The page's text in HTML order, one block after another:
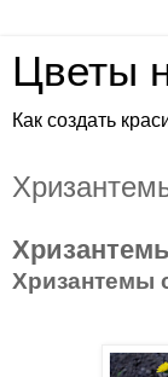
Цветы
Как создать
Хризантемы